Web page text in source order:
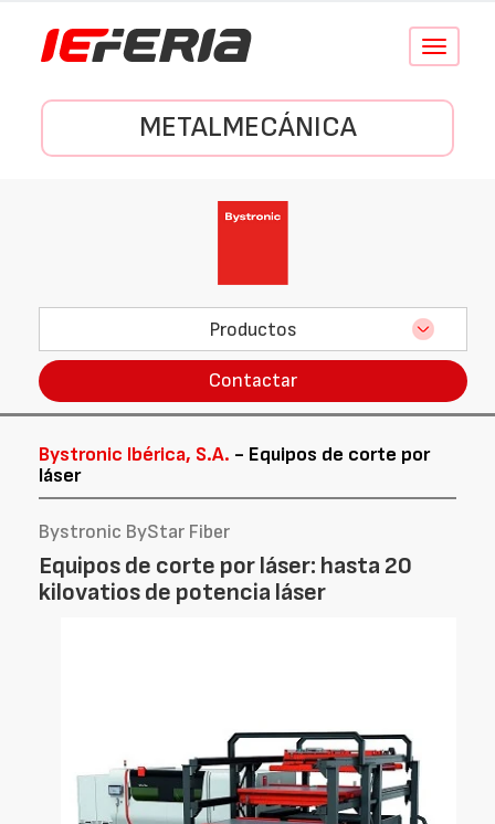
Conmutar
METALMECÁNICA
Productos
Contactar
Bystronic Ibérica, S.A. - Equipos de corte por
láser
Bystronic ByStar Fiber
Equipos de corte por láser: hasta 20
kilovatios de potencia láser